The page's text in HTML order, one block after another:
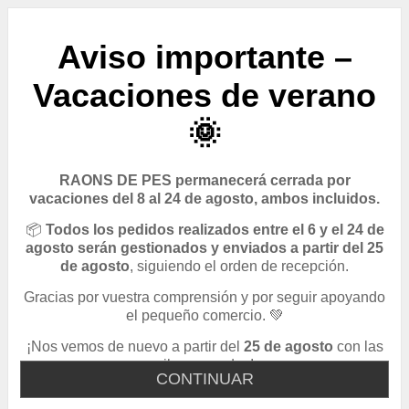
CONTINUAR
Aviso importante –
Vacaciones de verano
🌞
RAONS DE PES permanecerá cerrada por
vacaciones del 8 al 24 de agosto, ambos incluidos.
📦 Todos los pedidos realizados entre el 6 y el 24 de
agosto serán gestionados y enviados a partir del 25
de agosto, siguiendo el orden de recepción.
Gracias por vuestra comprensión y por seguir apoyando
el pequeño comercio. 💚
¡Nos vemos de nuevo a partir del 25 de agosto con las
pilas cargadas!